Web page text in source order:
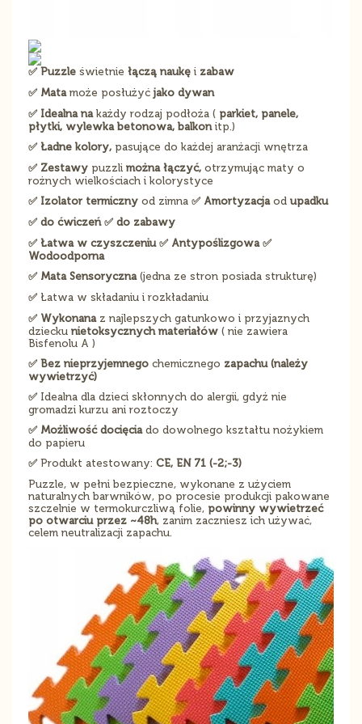
✅ Puzzle świetnie łączą naukę i zabaw
✅ Matamoże posłużyć jako dywan
✅ Idealna nakażdy rodzaj podłoża ( parkiet, panele,
płytki, wylewka betonowa, balkonitp.)
✅ Ładne kolory, pasujące do każdej aranżacji wnętrza
✅ Zestawy puzzli można łączyć, otrzymując maty o
rożnych wielkościach i kolorystyce
✅ Izolator termiczny od zimna ✅ Amortyzacjaod upadku
✅ do ćwiczeń ✅ do zabawy
✅ Łatwa w czyszczeniu ✅ Antypoślizgowa ✅
Wodoodporna
✅ Mata Sensoryczna (jedna ze stron posiada strukturę)
✅ Łatwa w składaniu i rozkładaniu
✅ Wykonanaz najlepszych gatunkowo i przyjaznych
dziecku nietoksycznych materiałów ( nie zawiera
Bisfenolu A )
✅ Bez nieprzyjemnego chemicznego zapachu (należy
wywietrzyć)
✅ Idealna dla dzieci skłonnych do alergii, gdyż nie
gromadzi kurzu ani roztoczy
✅ Możliwość docięcia do dowolnego kształtu nożykiem
do papieru
✅ Produkt atestowany: CE, EN 71 (-2;-3)
Puzzle, w pełni bezpieczne, wykonane z użyciem
naturalnych barwników, po procesie produkcji pakowane
szczelnie w termokurczliwą folie, powinny wywietrzeć
po otwarciu przez ~48h, zanim zaczniesz ich używać,
celem neutralizacji zapachu.